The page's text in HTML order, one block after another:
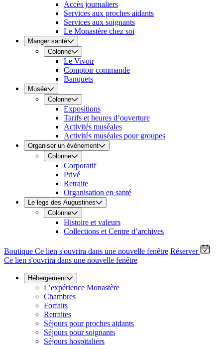
Accès journaliers
Services aux proches aidants
Services aux soignants
Le Monastère chez soi
Manger santé
Colonne
Le Vivoir
Comptoir commande
Banquets
Musée
Colonne
Expositions
Tarifs et heures d’ouverture
Activités muséales
Activités muséales pour groupes
Organiser un événement
Colonne
Corporatif
Privé
Retraite
Organisation en santé
Le legs des Augustines
Colonne
Histoire et valeurs
Collections et Centre d’archives
Boutique Ce lien s'ouvrira dans une nouvelle fenêtre Réserver
Ce lien s'ouvrira dans une nouvelle fenêtre
Hébergement
L’expérience Monastère
Chambres
Forfaits
Retraites
Séjours pour proches aidants
Séjours pour soignants
Séjours hospitaliers